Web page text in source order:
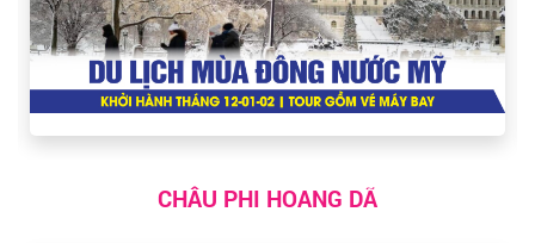
CHÂU PHI HOANG DÃ